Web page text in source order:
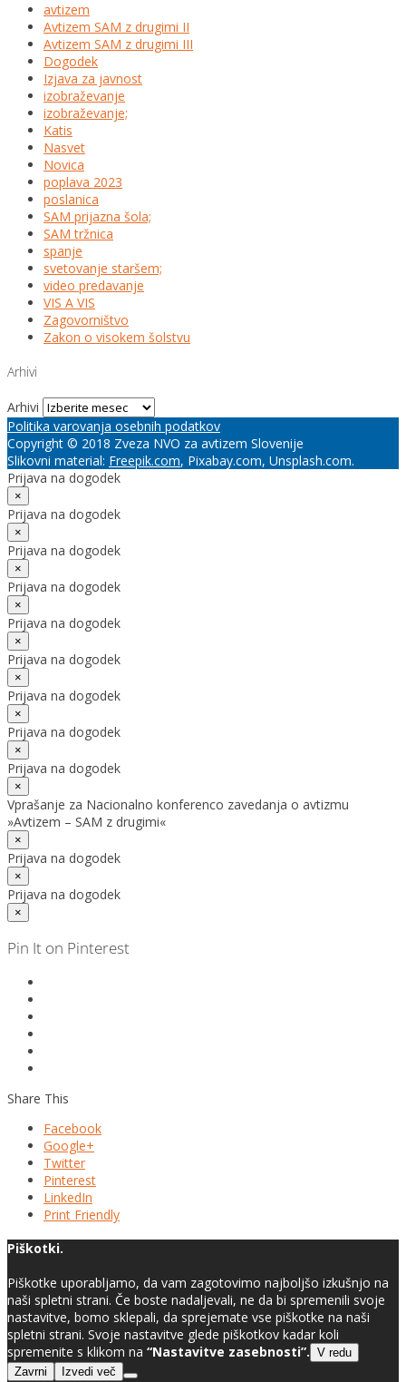
avtizem
Avtizem SAM z drugimi II
Avtizem SAM z drugimi III
Dogodek
Izjava za javnost
izobraževanje
izobraževanje;
Katis
Nasvet
Novica
poplava 2023
poslanica
SAM prijazna šola;
SAM tržnica
spanje
svetovanje staršem;
video predavanje
VIS A VIS
Zagovorništvo
Zakon o visokem šolstvu
Arhivi
Arhivi
Politika varovanja osebnih podatkov
Copyright © 2018 Zveza NVO za avtizem Slovenije
Slikovni material: Freepik.com, Pixabay.com, Unsplash.com.
Prijava na dogodek
×
Prijava na dogodek
×
Prijava na dogodek
×
Prijava na dogodek
×
Prijava na dogodek
×
Prijava na dogodek
×
Prijava na dogodek
×
Prijava na dogodek
×
Prijava na dogodek
×
Vprašanje za Nacionalno konferenco zavedanja o avtizmu
»Avtizem – SAM z drugimi«
×
Prijava na dogodek
×
Prijava na dogodek
×
Pin It on Pinterest
Share This
Facebook
Google+
Twitter
Pinterest
LinkedIn
Print Friendly
Piškotki.
Piškotke uporabljamo, da vam zagotovimo najboljšo izkušnjo na
naši spletni strani. Če boste nadaljevali, ne da bi spremenili svoje
nastavitve, bomo sklepali, da sprejemate vse piškotke na naši
spletni strani. Svoje nastavitve glede piškotkov kadar koli
spremenite s klikom na “Nastavitve zasebnosti”. V redu
Zavrni
Izvedi več